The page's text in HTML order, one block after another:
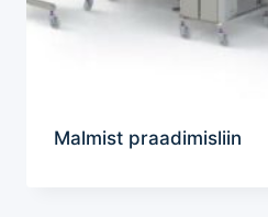
Malmist praadimisliin